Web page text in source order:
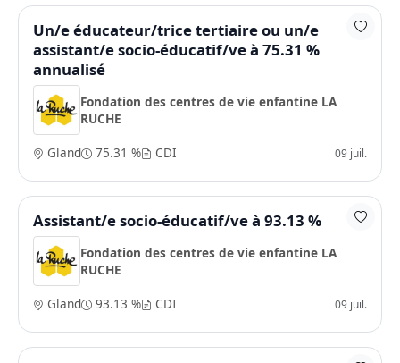
Un/e éducateur/trice tertiaire ou un/e
assistant/e socio-éducatif/ve à 75.31 %
annualisé
Fondation des centres de vie enfantine LA
RUCHE
Gland
75.31 % CDI 09 juil.
Assistant/e socio-éducatif/ve à 93.13 %
Fondation des centres de vie enfantine LA
RUCHE
Gland
93.13 % CDI 09 juil.